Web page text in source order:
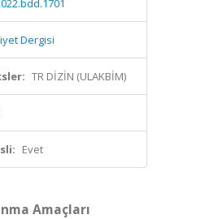
Dergisi
TR DİZİN (ULAKBİM)
Evet
Amaçları